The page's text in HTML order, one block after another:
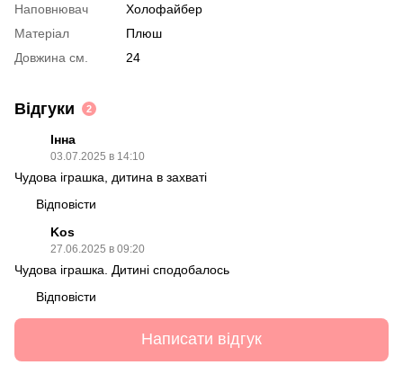
Наповнювач
Холофайбер
Матеріал
Плюш
Довжина см.
24
Відгуки 2
Інна
03.07.2025 в 14:10
Чудова іграшка, дитина в захваті
Відповісти
Kos
27.06.2025 в 09:20
Чудова іграшка. Дитині сподобалось
Відповісти
Написати відгук